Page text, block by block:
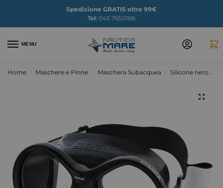
Spedizione GRATIS oltre 99€
Tel: 045 7650168
MENU
Home Maschere e Pinne Maschera Subacquea Silicone nero